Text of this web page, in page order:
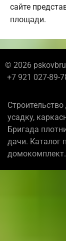
сайте
площади.
© 2026
+7 921 027-89-
усадку,
Бригада
дачи. Каталог
домокомплект.